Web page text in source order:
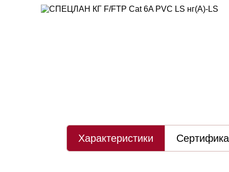
Характеристики